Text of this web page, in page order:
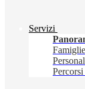
Servizi